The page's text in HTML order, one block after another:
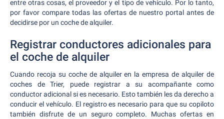
entre otras cosas, el proveedor y el tipo de vehículo. Por lo tanto,
por favor compare todas las ofertas de nuestro portal antes de
decidirse por un coche de alquiler.
Registrar conductores adicionales para
el coche de alquiler
Cuando recoja su coche de alquiler en la empresa de alquiler de
coches de Trier, puede registrar a su acompañante como
conductor adicional si es necesario. Esto también les da derecho a
conducir el vehículo. El registro es necesario para que su copiloto
también disfrute de un seguro completo. Muchas ofertas en